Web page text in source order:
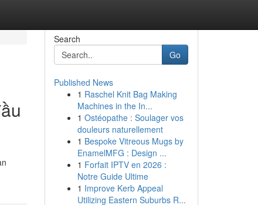
Search
Go
Published News
1 Raschel Knit Bag Making
Machines in the In...
1 Ostéopathe : Soulager vos
douleurs naturellement
1 Bespoke Vitreous Mugs by
EnamelMFG : Design ...
1 Forfait IPTV en 2026 :
Notre Guide Ultime
1 Improve Kerb Appeal
Utilizing Eastern Suburbs R...